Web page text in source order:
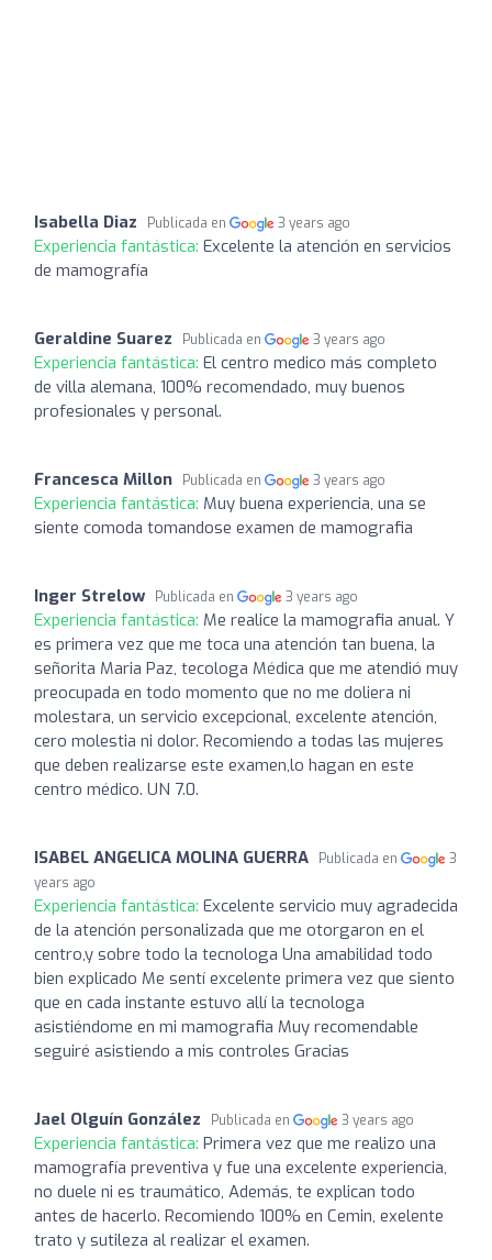
Isabella Diaz Publicada en 3 years ago
Experiencia fantástica: Excelente la atención en servicios
de mamografía
Geraldine Suarez Publicada en 3 years ago
Experiencia fantástica: El centro medico más completo
de villa alemana, 100% recomendado, muy buenos
profesionales y personal.
Francesca Millon Publicada en 3 years ago
Experiencia fantástica: Muy buena experiencia, una se
siente comoda tomandose examen de mamografia
Inger Strelow Publicada en 3 years ago
Experiencia fantástica: Me realice la mamografia anual. Y
es primera vez que me toca una atención tan buena, la
señorita Maria Paz, tecologa Médica que me atendió muy
preocupada en todo momento que no me doliera ni
molestara, un servicio excepcional, excelente atención,
cero molestia ni dolor. Recomiendo a todas las mujeres
que deben realizarse este examen,lo hagan en este
centro médico. UN 7.0.
ISABEL ANGELICA MOLINA GUERRA Publicada en
3
years ago
Experiencia fantástica: Excelente servicio muy agradecida
de la atención personalizada que me otorgaron en el
centro,y sobre todo la tecnologa Una amabilidad todo
bien explicado Me sentí excelente primera vez que siento
que en cada instante estuvo allí la tecnologa
asistiéndome en mi mamografia Muy recomendable
seguiré asistiendo a mis controles Gracias
Jael Olguín González Publicada en 3 years ago
Experiencia fantástica: Primera vez que me realizo una
mamografía preventiva y fue una excelente experiencia,
no duele ni es traumático, Además, te explican todo
antes de hacerlo. Recomiendo 100% en Cemin, exelente
trato y sutileza al realizar el examen.